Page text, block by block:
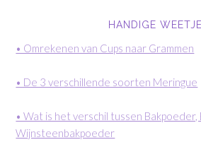
HANDIGE
• Omrekenen van Cups naar Grammen
• De 3 verschillende soorten Meringue
• Wat is het verschil tussen Bakpoeder,
Wijnsteenbakpoeder